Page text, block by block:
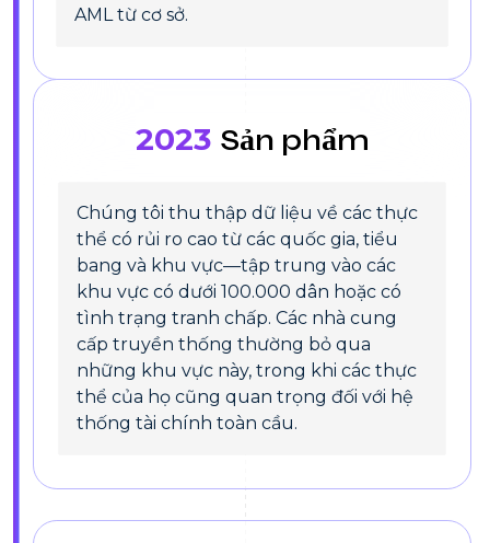
AML từ cơ sở.
2023 Sản phẩm
Chúng tôi thu thập dữ liệu về các thực
thể có rủi ro cao từ các quốc gia, tiểu
bang và khu vực—tập trung vào các
khu vực có dưới 100.000 dân hoặc có
tình trạng tranh chấp. Các nhà cung
cấp truyền thống thường bỏ qua
những khu vực này, trong khi các thực
thể của họ cũng quan trọng đối với hệ
thống tài chính toàn cầu.